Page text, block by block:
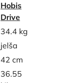
Hobis
Drive
34.4 kg
jelša
42 cm
36.55